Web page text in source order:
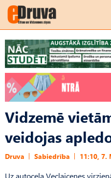
Vidzemē
veidojas
Druva Sabiedrība 11:10, 7.
Uz autoceļa Veclaicenes